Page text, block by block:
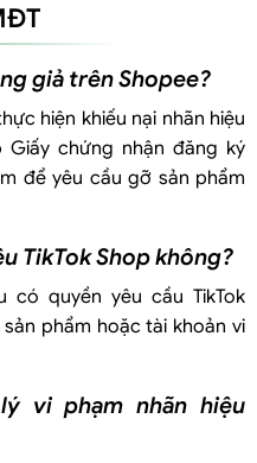
giả trên Shopee?
hiện khiếu nại nhãn hiệu
chứng nhận đăng ký
để yêu cầu gỡ sản phẩm
TikTok Shop không?
quyền yêu cầu TikTok
phẩm hoặc tài khoản vi
vi phạm nhãn hiệu